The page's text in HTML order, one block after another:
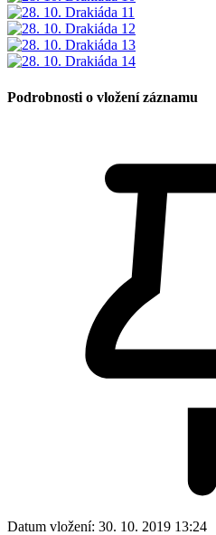
Podrobnosti o vložení záznamu
Datum vložení: 30. 10. 2019 13:24